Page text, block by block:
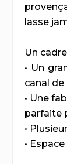
lasse
Un
• Un
canal de
• Une
parfaite
•
•